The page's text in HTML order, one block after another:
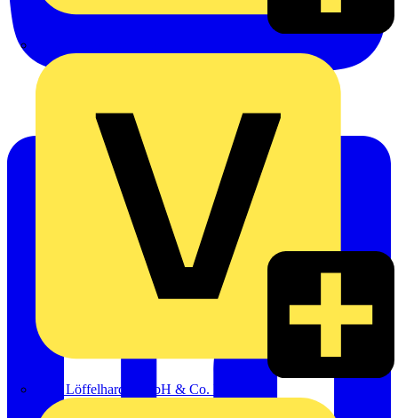
Emil Löffelhardt GmbH & Co. KG